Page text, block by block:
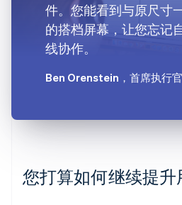
件。您能看到与原尺寸
的搭档屏幕，让您忘记
线协作。
Ben Orenstein ，首席执行
您打算如何继续提升